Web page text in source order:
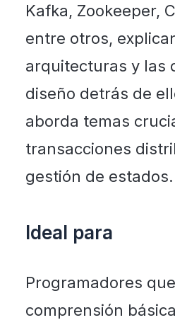
Kafka, Zookeeper,
entre otros,
arquitecturas y las
diseño detrás de
aborda temas
transacciones
gestión de estados.
Ideal para
Programadores
comprensión